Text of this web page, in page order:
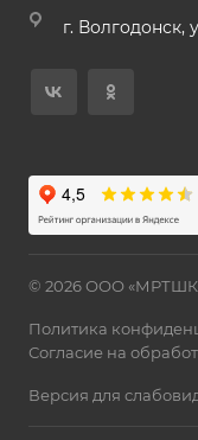
г. Волгодонск,
© 2026 ООО
Политика
Согласие на
Версия для